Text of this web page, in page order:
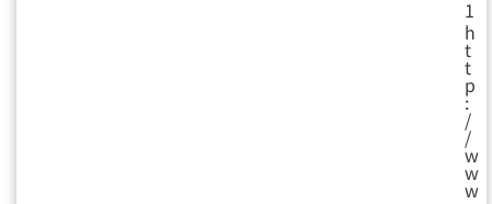
1
h
t
t
p
:
/
/
w
w
w